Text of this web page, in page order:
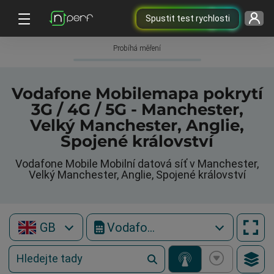
Spustit test rychlosti
Probíhá měření
Vodafone Mobilemapa pokrytí
3G / 4G / 5G - Manchester,
Velký Manchester, Anglie,
Spojené království
Vodafone Mobile Mobilní datová síť v Manchester,
Velký Manchester, Anglie, Spojené království
GB Vodafone Mobile